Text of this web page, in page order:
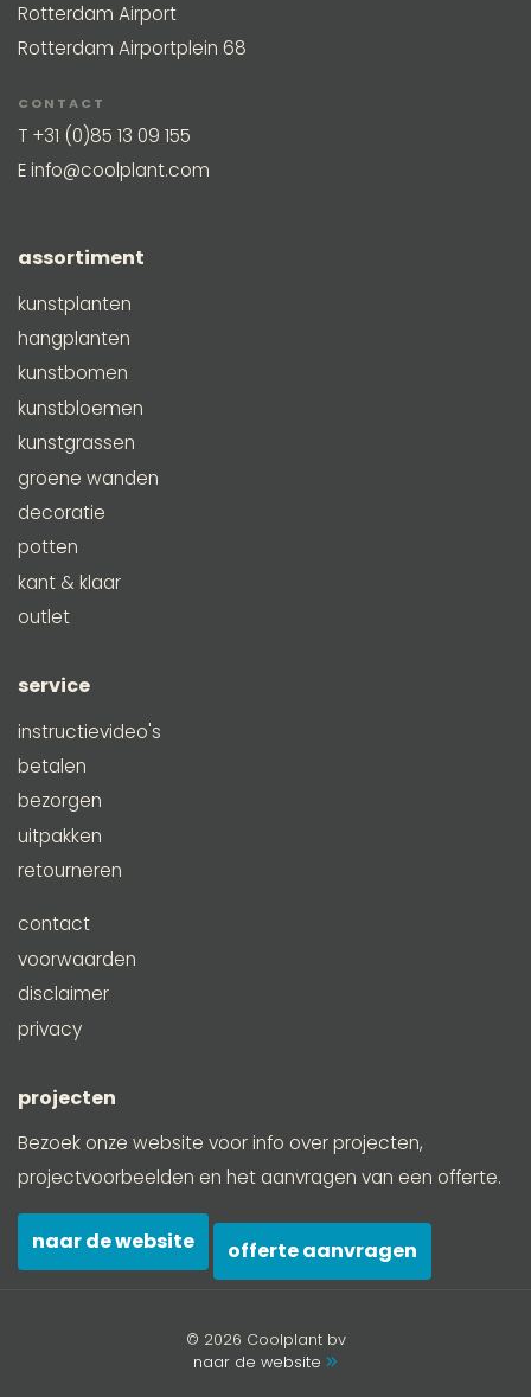
Rotterdam Airport
Rotterdam Airportplein 68
CONTACT
T +31 (0)85 13 09 155
Einfo@coolplant.com
assortiment
kunstplanten
hangplanten
kunstbomen
kunstbloemen
kunstgrassen
groene wanden
decoratie
potten
kant & klaar
outlet
service
instructievideo's
betalen
bezorgen
uitpakken
retourneren
contact
voorwaarden
disclaimer
privacy
projecten
Bezoek onze website voor info over projecten,
projectvoorbeelden en het aanvragen van een offerte.
naar de website offerte aanvragen
© 2026 Coolplant bv
naar de website